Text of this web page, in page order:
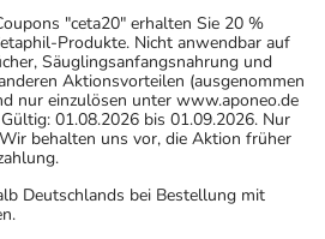
"ceta20" erhalten Sie 20 %
Produkte. Nicht anwendbar auf
Säuglingsanfangsnahrung und
Aktionsvorteilen (ausgenommen
nur einzulösen unter www.aponeo.de
01.08.2026 bis 01.09.2026. Nur
behalten uns vor, die Aktion früher
Deutschlands bei Bestellung mit